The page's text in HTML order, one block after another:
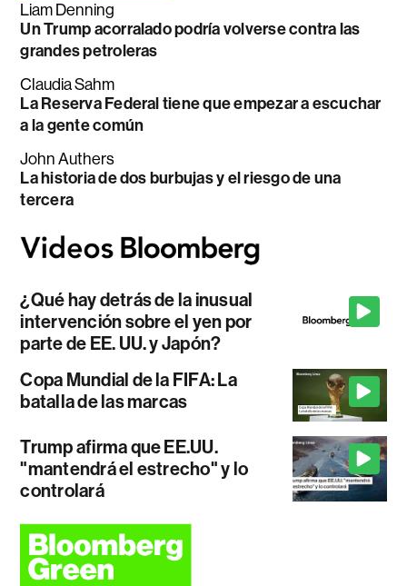
Liam Denning
Un Trump acorralado podría volverse contra las
grandes petroleras
Claudia Sahm
La Reserva Federal tiene que empezar a escuchar
a la gente común
John Authers
La historia de dos burbujas y el riesgo de una
tercera
¿Qué hay detrás de la inusual
intervención sobre el yen por
parte de EE. UU. y Japón?
Copa Mundial de la FIFA: La
batalla de las marcas
Trump afirma que EE.UU.
"mantendrá el estrecho" y lo
controlará